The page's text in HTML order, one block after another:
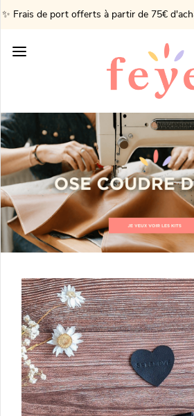
✨ Frais de port offerts à partir de 75€